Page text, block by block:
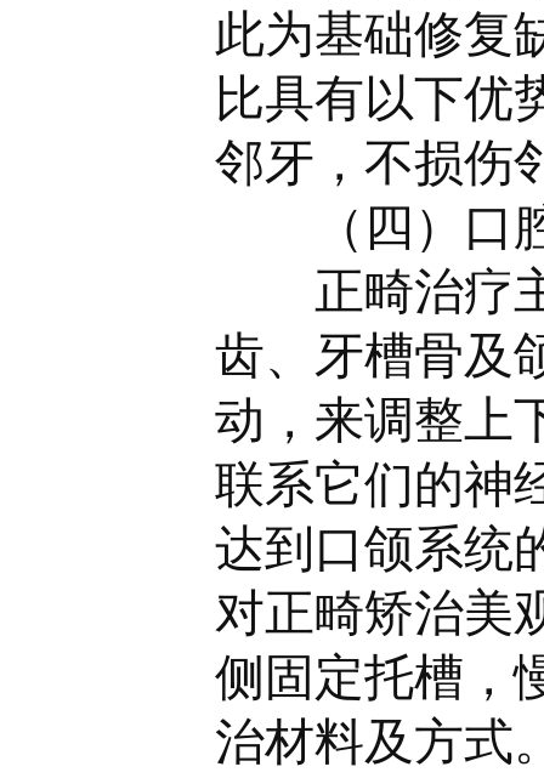
此为基础修复
比具有以下优
邻牙，不损伤
（四）口
正畸治疗
齿、牙槽骨及
动，来调整上
联系它们的神
达到口颌系统
对正畸矫治美
侧固定托槽，
治材料及方式